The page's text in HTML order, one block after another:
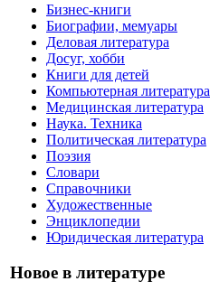
Бизнес-книги
Биографии, мемуары
Деловая литература
Досуг, хобби
Книги для детей
Компьютерная литература
Медицинская литература
Наука. Техника
Политическая литература
Поэзия
Словари
Справочники
Художественные
Энциклопедии
Юридическая литература
Новое в литературе